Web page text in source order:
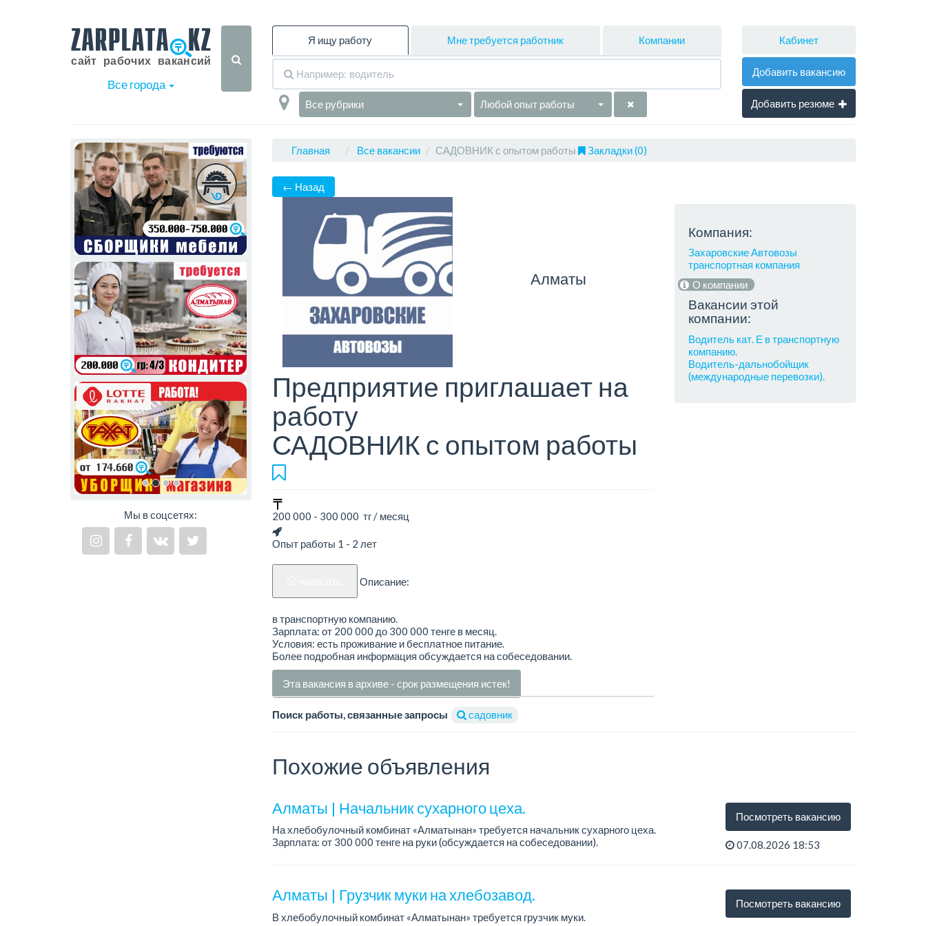
Все города
Я ищу работу Мне требуется работник Компании
Все рубрики Любой опыт работы
Кабинет
Добавить вакансию
Добавить резюме
Мы в соцсетях:
Главная Все вакансии САДОВНИК с опытом работы Закладки (0)
← Назад
Алматы
Предприятие приглашает на
работу
САДОВНИК с опытом работы
200 000 - 300 000 тг / месяц
Опыт работы 1 - 2 лет
Описание:
в транспортную компанию.
Зарплата: от 200 000 до 300 000 тенге в месяц.
Условия: есть проживание и бесплатное питание.
Более подробная информация обсуждается на собеседовании.
Эта вакансия в архиве - срок размещения истек!
Поиск работы, связанные запросы садовник
Компания:
Захаровские Автовозы
транспортная компания
О компании
Вакансии этой
компании:
Водитель кат. Е в транспортную
компанию.
Водитель-дальнобойщик
(международные перевозки).
Похожие объявления
Алматы | Начальник сухарного цеха.
На хлебобулочный комбинат «Алматынан» требуется начальник сухарного цеха.
Зарплата: от 300 000 тенге на руки (обсуждается на собеседовании).
Посмотреть вакансию
07.08.2026 18:53
Алматы | Грузчик муки на хлебозавод.
В хлебобулочный комбинат «Алматынан» требуется грузчик муки.
Посмотреть вакансию